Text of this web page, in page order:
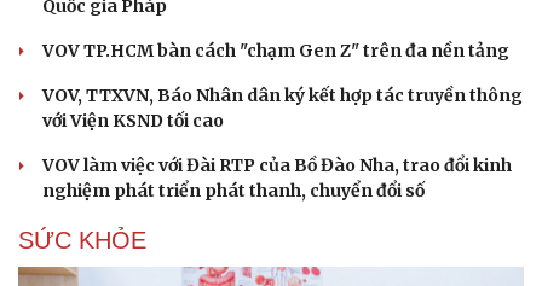
Quốc gia Pháp
VOV TP.HCM bàn cách "chạm Gen Z" trên đa nền tảng
VOV, TTXVN, Báo Nhân dân ký kết hợp tác truyền thông
với Viện KSND tối cao
VOV làm việc với Đài RTP của Bồ Đào Nha, trao đổi kinh
nghiệm phát triển phát thanh, chuyển đổi số
SỨC KHỎE